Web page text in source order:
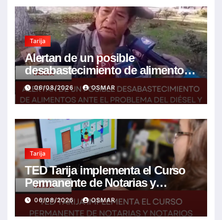
Tarija
Alertan de un posible
desabastecimiento de alimentos
ante el problema del diésel y el
encarecimiento de insumos
agrícolas
06/08/2026 OSMAR
Tarija
TED Tarija implementa el Curso
Permanente de Notarias y
Notarios Electorales 2026
06/08/2026 OSMAR